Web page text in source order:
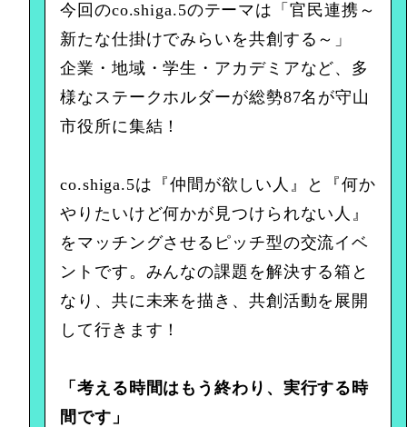
今回のco.shiga.5のテーマは「官民連携～
新たな仕掛けでみらいを共創する～」
企業・地域・学生・アカデミアなど、多
様なステークホルダーが総勢87名が守山
市役所に集結！
co.shiga.5は『仲間が欲しい人』と『何か
やりたいけど何かが見つけられない人』
をマッチングさせるピッチ型の交流イベ
ントです。みんなの課題を解決する箱と
なり、共に未来を描き、共創活動を展開
して行きます！
「考える時間はもう終わり、実行する時
間です」